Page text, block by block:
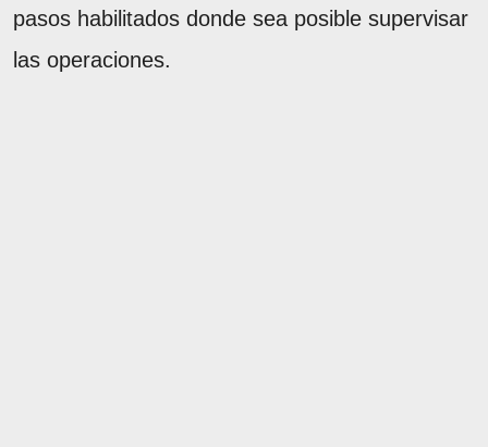
pasos habilitados donde sea posible supervisar
las operaciones.